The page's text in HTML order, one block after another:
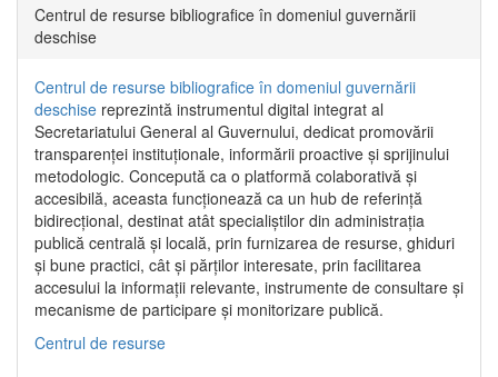
Centrul de resurse bibliografice în domeniul guvernării
deschise
Centrul de resurse bibliografice în domeniul guvernării
deschise reprezintă instrumentul digital integrat al
Secretariatului General al Guvernului, dedicat promovării
transparenței instituționale, informării proactive și sprijinului
metodologic. Concepută ca o platformă colaborativă și
accesibilă, aceasta funcționează ca un hub de referință
bidirecțional, destinat atât specialiștilor din administrația
publică centrală și locală, prin furnizarea de resurse, ghiduri
și bune practici, cât și părților interesate, prin facilitarea
accesului la informații relevante, instrumente de consultare și
mecanisme de participare și monitorizare publică.
Centrul de resurse